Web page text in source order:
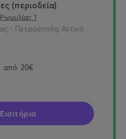
(περιοδεία)
Ρωμυλίας 1
- Πετρούπολη, Αττική
από 20€
Εισιτήρια